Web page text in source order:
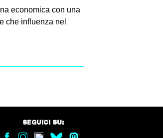
economica con una
che influenza nel
SEGUICI SU: